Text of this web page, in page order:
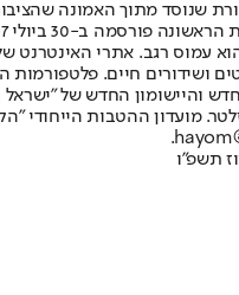
שנוסד מתוך האמונה
ושידורים חיים. פלטפורמות
החדש והיישומון החדש של
מועדון ההטבות הייחודי
תשפ"ו